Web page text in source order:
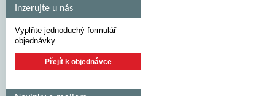
Inzerujte u nás
Vyplňte jednoduchý formulář
objednávky.
Přejít k objednávce